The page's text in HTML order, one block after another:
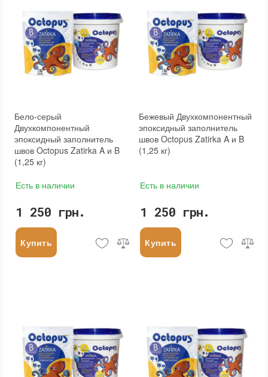
Бело-серый
Двухкомпонентный
эпоксидный заполнитель
швов Octopus Zatirka A и B
(1,25 кг)
Есть в наличии
1 250 грн.
Купить
Бежевый Двухкомпонентный
эпоксидный заполнитель
швов Octopus Zatirka A и B
(1,25 кг)
Есть в наличии
1 250 грн.
Купить